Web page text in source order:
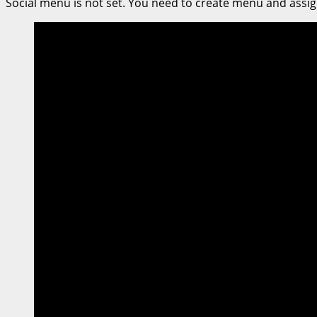
วช.
จัด